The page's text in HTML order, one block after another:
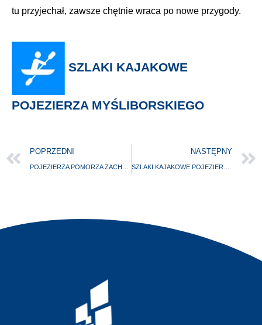
tu przyjechał, zawsze chętnie wraca po nowe przygody.
SZLAKI KAJAKOWE
POJEZIERZA MYŚLIBORSKIEGO
POPRZEDNI NASTĘPNY
SZLAKI KAJAKOWE POJEZIERZA MYŚLIBORSKIEGO